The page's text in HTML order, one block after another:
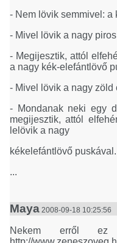
- Nem lövik semmivel: a
- Mivel lövik a nagy
- Megijesztik, attól
a nagy kék-elefántlövő
- Mivel lövik a nagy zöld
- Mondanak neki egy
megijesztik, attól
lelövik a nagy
kékelefántlövő puskával.
...
Maya 2008-09-18 10:25:56
Nekem erről